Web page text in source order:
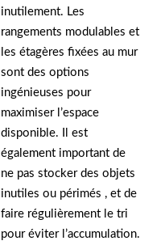
inutilement. Les
rangements modulables et
les étagères fixées au mur
sont des options
ingénieuses pour
maximiser l’espace
disponible. Il est
également important de
ne pas stocker des objets
inutiles ou périmés , et de
faire régulièrement le tri
pour éviter l’accumulation.